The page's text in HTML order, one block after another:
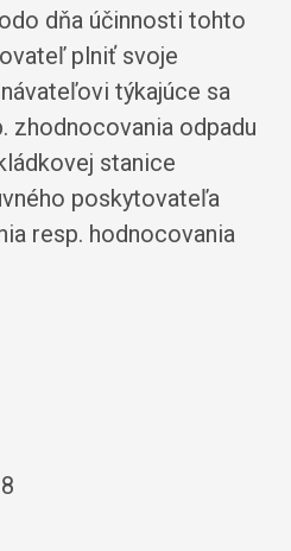
dňa účinnosti tohto
plniť svoje
týkajúce sa
zhodnocovania odpadu
stanice
poskytovateľa
resp. hodnocovania